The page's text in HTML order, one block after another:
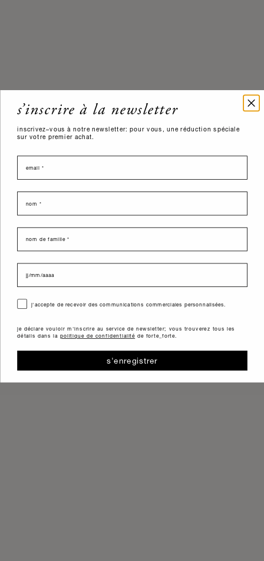
s’inscrire à la newsletter
inscrivez–vous à notre newsletter: pour vous, une réduction spéciale
sur votre premier achat.
email
nome
last name
data di nascita
consensoj'accepte de recevoir des communications commerciales personnalisées.
je déclare vouloir m'inscrire au service de newsletter; vous trouverez tous les
détails dans la politique de confidentialitéde forte_forte.
s'enregistrer